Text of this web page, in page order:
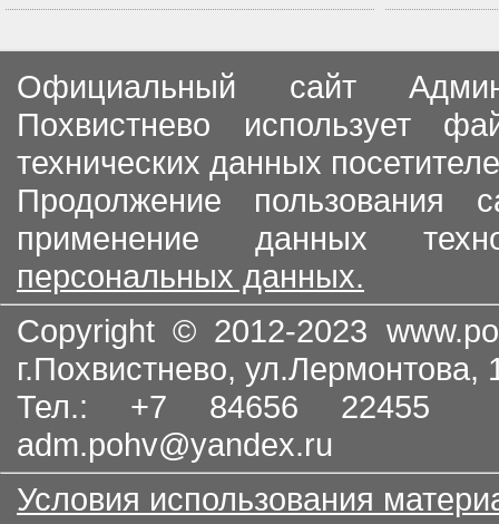
Официальный сайт
Похвистнево использует
технических данных
Продолжение пользования
применение данных
персональных данных.
Copyright © 2012-2023
г.Похвистнево, ул.Лермонтова,
Тел.: +7 84656
adm.pohv@yandex.ru
Условия использования